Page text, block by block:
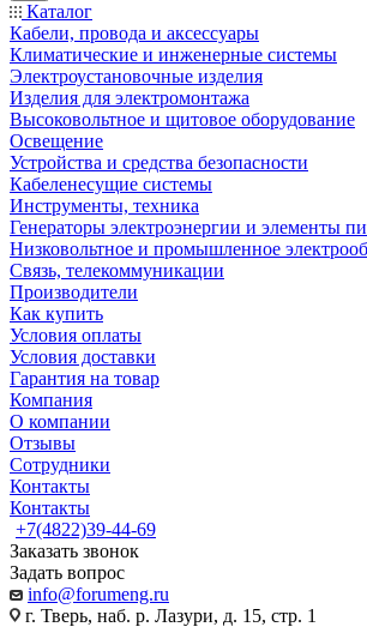
Каталог
Кабели, провода и аксессуары
Климатические и инженерные системы
Электроустановочные изделия
Изделия для электромонтажа
Высоковольтное и щитовое оборудование
Освещение
Устройства и средства безопасности
Кабеленесущие системы
Инструменты, техника
Генераторы электроэнергии и элементы
Низковольтное и промышленное
Связь, телекоммуникации
Производители
Как купить
Условия оплаты
Условия доставки
Гарантия на товар
Компания
О компании
Отзывы
Сотрудники
Контакты
Контакты
+7(4822)39-44-69
Заказать звонок
Задать вопрос
info@forumeng.ru
г. Тверь, наб. р. Лазури, д. 15, стр. 1